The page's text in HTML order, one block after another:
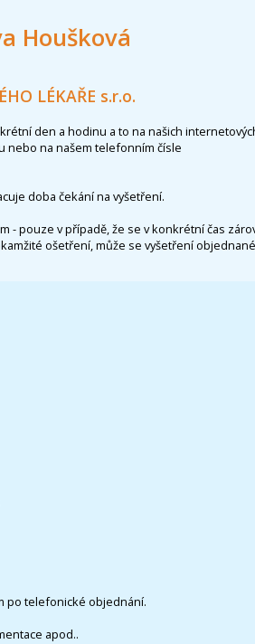
Houšková
LÉKAŘE s.r.o.
den a hodinu a to na našich
nebo na našem telefonním čísle
doba čekání na vyšetření.
pouze v případě, že se v konkrétní čas
ošetření, může se vyšetření
po telefonické objednání.
apod..